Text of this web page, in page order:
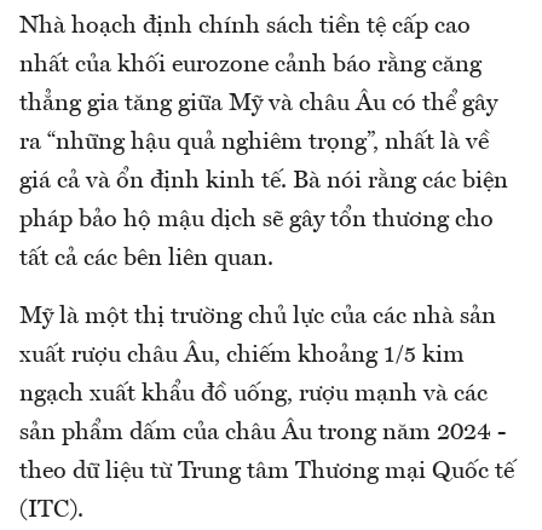
Nhà hoạch định chính sách tiền tệ cấp cao
nhất của khối eurozone cảnh báo rằng căng
thẳng gia tăng giữa Mỹ và châu Âu có thể gây
ra “những hậu quả nghiêm trọng”, nhất là về
giá cả và ổn định kinh tế. Bà nói rằng các biện
pháp bảo hộ mậu dịch sẽ gây tổn thương cho
tất cả các bên liên quan.
Mỹ là một thị trường chủ lực của các nhà sản
xuất rượu châu Âu, chiếm khoảng 1/5 kim
ngạch xuất khẩu đồ uống, rượu mạnh và các
sản phẩm dấm của châu Âu trong năm 2024 -
theo dữ liệu từ Trung tâm Thương mại Quốc tế
(ITC).